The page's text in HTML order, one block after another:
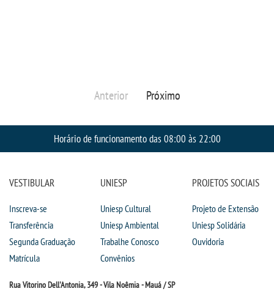
Anterior Próximo
Horário de funcionamento das 08:00 às 22:00
VESTIBULAR
Inscreva-se
Transferência
Segunda Graduação
Matrícula
UNIESP
Uniesp Cultural
Uniesp Ambiental
Trabalhe Conosco
Convênios
PROJETOS SOCIAIS
Projeto de Extensão
Uniesp Solidária
Ouvidoria
Rua Vitorino Dell'Antonia, 349 - Vila Noêmia - Mauá / SP